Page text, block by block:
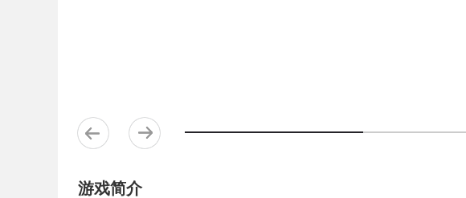
游戏简介